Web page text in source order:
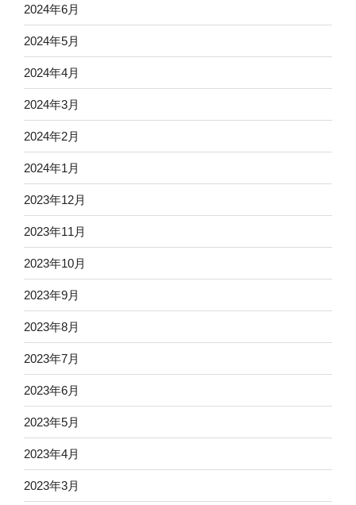
2024年6月
2024年5月
2024年4月
2024年3月
2024年2月
2024年1月
2023年12月
2023年11月
2023年10月
2023年9月
2023年8月
2023年7月
2023年6月
2023年5月
2023年4月
2023年3月